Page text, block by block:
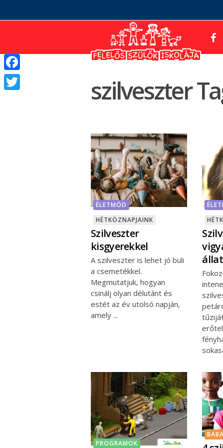
szilveszter
ÉLETMÓD
HÉTKÖZNAPJAINK
Szilveszter
kisgyerekkel
A szilveszter is lehet jó buli
a csemetékkel.
Megmutatjuk, hogyan
csinálj olyan délutánt és
estét az év utolsó napján,
amely
PROGRAMOK
Facebook